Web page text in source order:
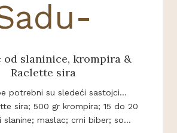
od slaninice, krompira &
Raclette sira
potrebni su sledeći sastojci...
sira; 500 gr krompira; 15 do 20
slanine; maslac; crni biber; so...